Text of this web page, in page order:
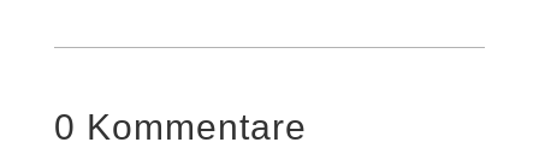
0 Kommentare